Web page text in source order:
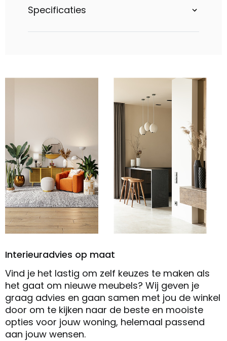
Specificaties
Interieuradvies op maat
Vind je het lastig om zelf keuzes te maken als
het gaat om nieuwe meubels? Wij geven je
graag advies en gaan samen met jou de winkel
door om te kijken naar de beste en mooiste
opties voor jouw woning, helemaal passend
aan jouw wensen.